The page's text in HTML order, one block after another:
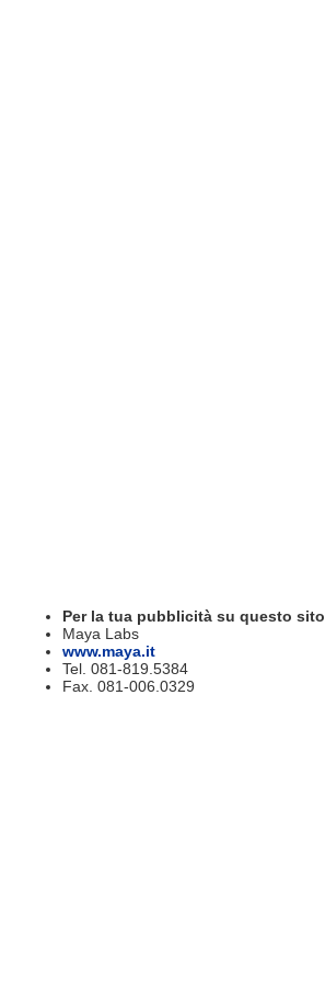
Per la tua pubblicità su questo sito
Maya Labs
www.maya.it
Tel. 081-819.5384
Fax. 081-006.0329